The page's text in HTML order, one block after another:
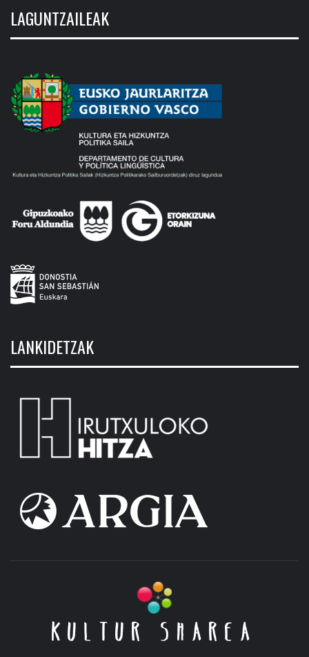
LAGUNTZAILEAK
LANKIDETZAK
KULTUR SHAREA